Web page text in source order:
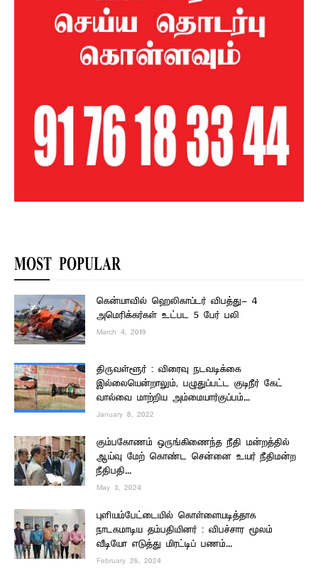
MOST POPULAR
கென்யாவில் ஹெலிகாப்டர் விபத்து- 4
அமெரிக்கர்கள் உட்பட 5 பேர் பலி
March 4, 2019
திருவள்ளூர் : விரைவு நடவடிக்கை
இல்லையென்றாலும், பழுதுப்பட்ட குடிநீர் கேட்
வால்வை மாற்றிய அம்மையார்குப்பம்...
January 8, 2022
கும்பகோணம் ஒருங்கிணைந்த நீதி மன்றத்தில்
ஆய்வு மேற் கொண்ட சென்னை உயர் நீதிமன்ற
நீதிபதி...
May 3, 2024
புளியம்பேட்டையில் கொள்ளையடித்தாக
நாடகமாடிய தம்பதியினர் : விபச்சார மூலம்
வீடியோ எடுத்து மிரட்டிப் பணம்...
February 26, 2024